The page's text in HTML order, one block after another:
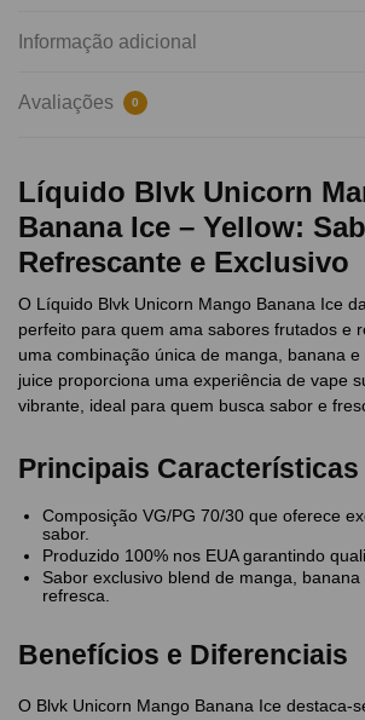
Informação adicional
Avaliações 0
Líquido Blvk Unicorn
Banana Ice – Yellow:
Refrescante e Exclusivo
O Líquido Blvk Unicorn Mango Banana Ice
perfeito para quem ama sabores frutados e
uma combinação única de manga, banana
juice proporciona uma experiência de vape
vibrante, ideal para quem busca sabor e
Principais Características
Composição VG/PG 70/30 que oferece
sabor.
Produzido 100% nos EUA garantindo
Sabor exclusivo blend de manga,
refresca.
Benefícios e Diferenciais
O Blvk Unicorn Mango Banana Ice destaca-